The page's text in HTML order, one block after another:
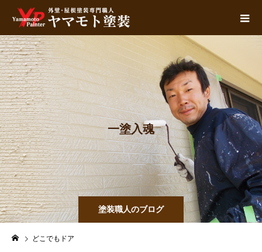
塗装職人のブログ
一塗入魂
どこでもドア